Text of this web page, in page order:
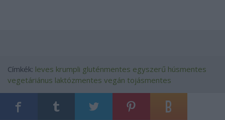
Címkék: leves krumpli gluténmentes egyszerű húsmentes
vegetáriánus laktózmentes vegán tojásmentes